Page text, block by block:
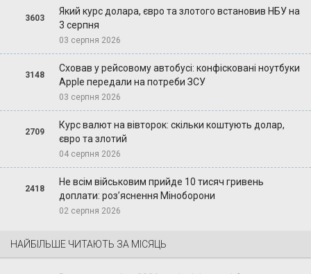
3603
Який курс долара, євро та злотого встановив НБУ на
3 серпня
03 серпня 2026
3148
Сховав у рейсовому автобусі: конфісковані ноутбуки
Apple передали на потреби ЗСУ
03 серпня 2026
2709
Курс валют на вівторок: скільки коштують долар,
євро та злотий
04 серпня 2026
2418
Не всім військовим прийде 10 тисяч гривень
доплати: роз’яснення Міноборони
02 серпня 2026
НАЙБІЛЬШЕ ЧИТАЮТЬ ЗА МІСЯЦЬ